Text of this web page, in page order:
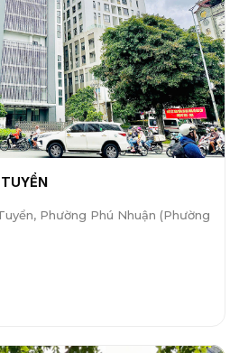
Phường Phú Nhuận (Phường